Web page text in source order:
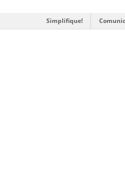
Simplifique!